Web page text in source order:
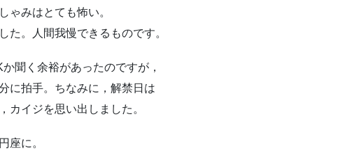
ゃみはとても怖い。
た。人間我慢できるものです。
聞く余裕があったのですが，
に拍手。ちなみに，解禁日は
カイジを思い出しました。
座に。